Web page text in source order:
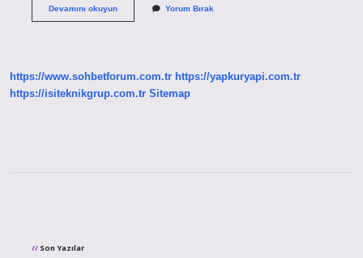
Devamını okuyunÇöpçü
Yorum Bırak
https://www.sohbetforum.com.tr https://yapkuryapi.com.tr
https://isiteknikgrup.com.tr Sitemap
Son Yazılar